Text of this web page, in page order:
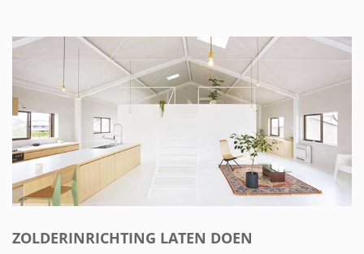
ZOLDERINRICHTING LATEN DOEN